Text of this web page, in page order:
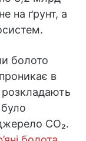
на ґрунт, а
болото
в
розкладають
CO₂.